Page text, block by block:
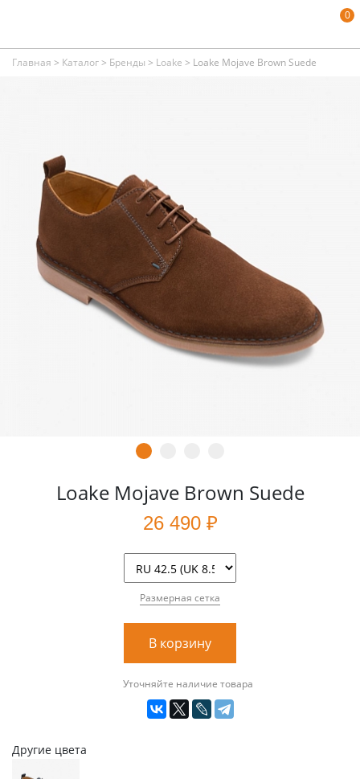
0
Главная > Каталог> Бренды > Loake > Loake Mojave Brown Suede
Loake Mojave Brown Suede
26 490 ₽
Размерная сетка
В корзину
Уточняйте наличие товара
Другие цвета